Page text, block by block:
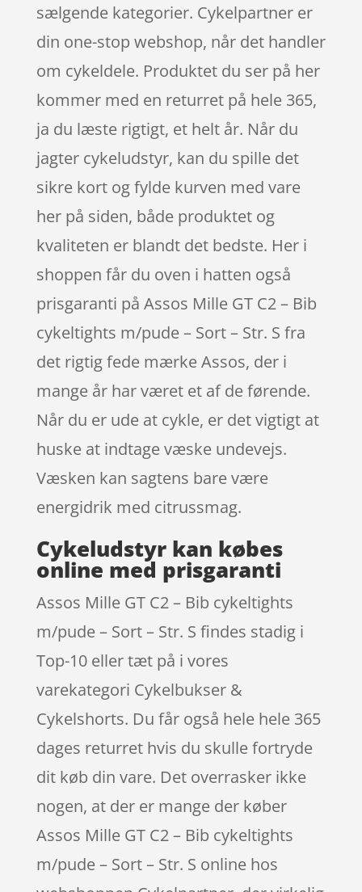
sælgende kategorier. Cykelpartner er
din one-stop webshop, når det handler
om cykeldele. Produktet du ser på her
kommer med en returret på hele 365,
ja du læste rigtigt, et helt år. Når du
jagter cykeludstyr, kan du spille det
sikre kort og fylde kurven med vare
her på siden, både produktet og
kvaliteten er blandt det bedste. Her i
shoppen får du oven i hatten også
prisgaranti på Assos Mille GT C2 – Bib
cykeltights m/pude – Sort – Str. S fra
det rigtig fede mærke Assos, der i
mange år har været et af de førende.
Når du er ude at cykle, er det vigtigt at
huske at indtage væske undevejs.
Væsken kan sagtens bare være
energidrik med citrussmag.
Cykeludstyr kan købes
online med prisgaranti
Assos Mille GT C2 – Bib cykeltights
m/pude – Sort – Str. S findes stadig i
Top-10 eller tæt på i vores
varekategori Cykelbukser &
Cykelshorts. Du får også hele hele 365
dages returret hvis du skulle fortryde
dit køb din vare. Det overrasker ikke
nogen, at der er mange der køber
Assos Mille GT C2 – Bib cykeltights
m/pude – Sort – Str. S online hos